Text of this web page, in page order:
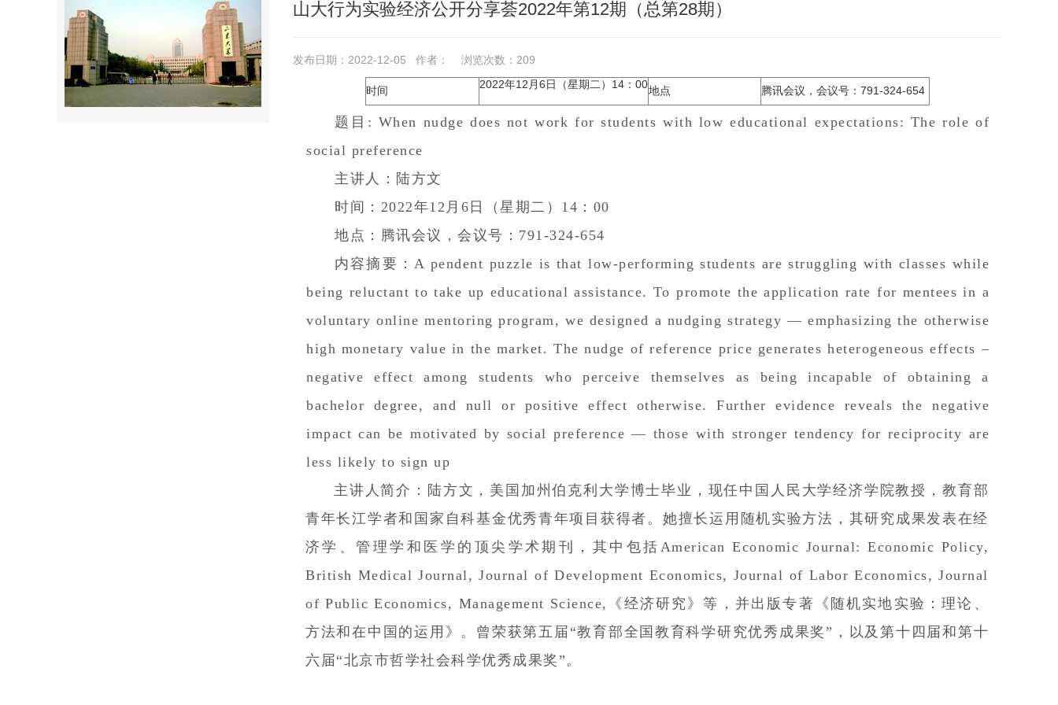
山大行为实验经济公开分享荟2022年第12期（总第28期）
发布日期：2022-12-05 作者： 浏览次数： 209
时间 2022年12月6日（星期二）14：00地点 腾讯会议，会议号：791-324-654
题目: When nudge does not work for students with low educational expectations: The role of
social preference
主讲人： 陆方文
时间： 2022年12月6日（星期二）14：00
地点： 腾讯会议，会议号：791-324-654
内容摘要：A pendent puzzle is that low-performing students are struggling with classes while
being reluctant to take up educational assistance. To promote the application rate for mentees in a
voluntary online mentoring program, we designed a nudging strategy — emphasizing the otherwise
high monetary value in the market. The nudge of reference price generates heterogeneous effects –
negative effect among students who perceive themselves as being incapable of obtaining a
bachelor degree, and null or positive effect otherwise. Further evidence reveals the negative
impact can be motivated by social preference — those with stronger tendency for reciprocity are
less likely to sign up
主讲人简介：
陆方文，美国加州伯克利大学博士毕业，现任中国人民大学经济学院教授，教育部
青年长江学者和国家自科基金优秀青年项目获得者。她擅长运用随机实验方法，其研究成果发表在经
济学、管理学和医学的顶尖学术期刊，其中包括American Economic Journal: Economic Policy,
British Medical Journal, Journal of Development Economics, Journal of Labor Economics, Journal
of Public Economics, Management Science,《经济研究》等，并出版专著《随机实地实验：理论、
方法和在中国的运用》。曾荣获第五届“教育部全国教育科学研究优秀成果奖”，以及第十四届和第十
六届“北京市哲学社会科学优秀成果奖”。